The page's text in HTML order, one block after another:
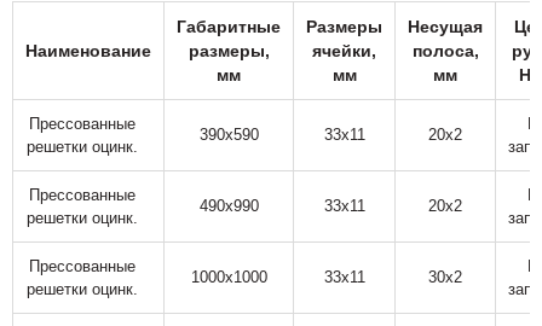
Наименование
Габаритные
размеры,
мм
Размеры
ячейки,
мм
Несущая
полоса,
мм
Прессованные
решетки оцинк.
390х590 33х11 20х2
Прессованные
решетки оцинк.
490х990 33х11 20х2
Прессованные
решетки оцинк.
1000х1000 33х11 30х2